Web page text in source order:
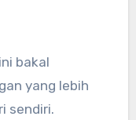
bakal
yang lebih
sendiri.